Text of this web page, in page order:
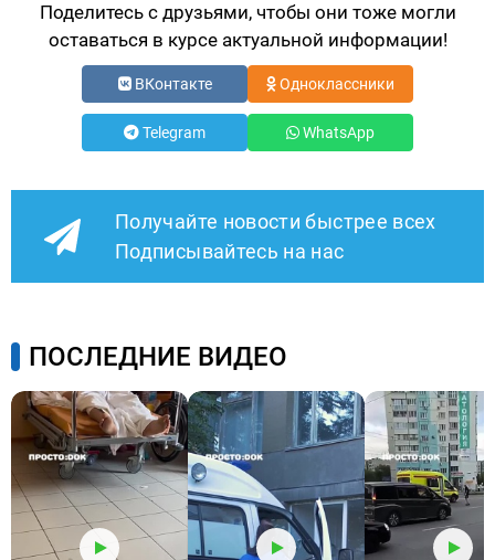
Поделитесь с друзьями, чтобы они тоже могли
оставаться в курсе актуальной информации!
ВКонтакте Одноклассники
Telegram WhatsApp
Получайте новости быстрее всех
Подписывайтесь на нас
ПОСЛЕДНИЕ ВИДЕО